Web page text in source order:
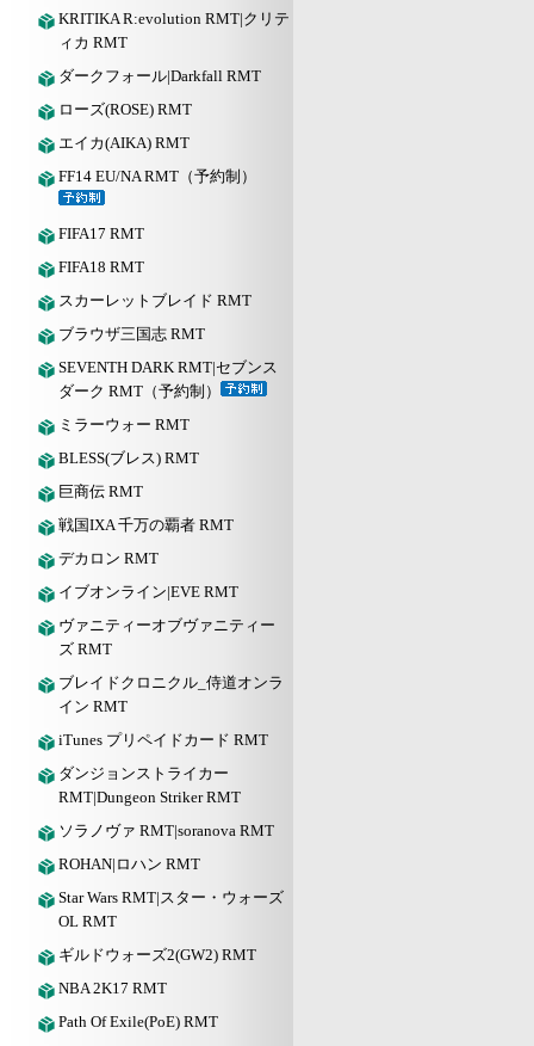
KRITIKA R:evolution RMT|クリテ
ィカ RMT
ダークフォール|Darkfall RMT
ローズ(ROSE) RMT
エイカ(AIKA) RMT
FF14 EU/NA RMT（予約制）
FIFA17 RMT
FIFA18 RMT
スカーレットブレイド RMT
ブラウザ三国志 RMT
SEVENTH DARK RMT|セブンス
ダーク RMT（予約制）
ミラーウォー RMT
BLESS(ブレス) RMT
巨商伝 RMT
戦国IXA 千万の覇者 RMT
デカロン RMT
イブオンライン|EVE RMT
ヴァニティーオブヴァニティー
ズ RMT
ブレイドクロニクル_侍道オンラ
イン RMT
iTunes プリペイドカード RMT
ダンジョンストライカー
RMT|Dungeon Striker RMT
ソラノヴァ RMT|soranova RMT
ROHAN|ロハン RMT
Star Wars RMT|スター・ウォーズ
OL RMT
ギルドウォーズ2(GW2) RMT
NBA 2K17 RMT
Path Of Exile(PoE) RMT